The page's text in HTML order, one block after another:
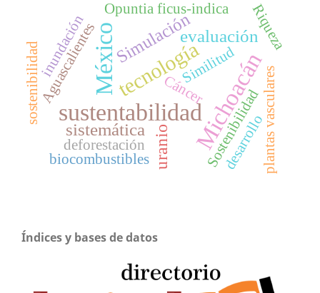
sustentabilidadMichoacán
Méxicotecnología
evaluación
Simulación
sistemática uranio plantas vasculares
deforestación
biocombustibles
Opuntia ficus-indica
Aguascalientes
Sostenibilidad
inundación Riqueza
Similitud
Cáncer
desarrollo
sostenibilidad
Índices y bases de datos